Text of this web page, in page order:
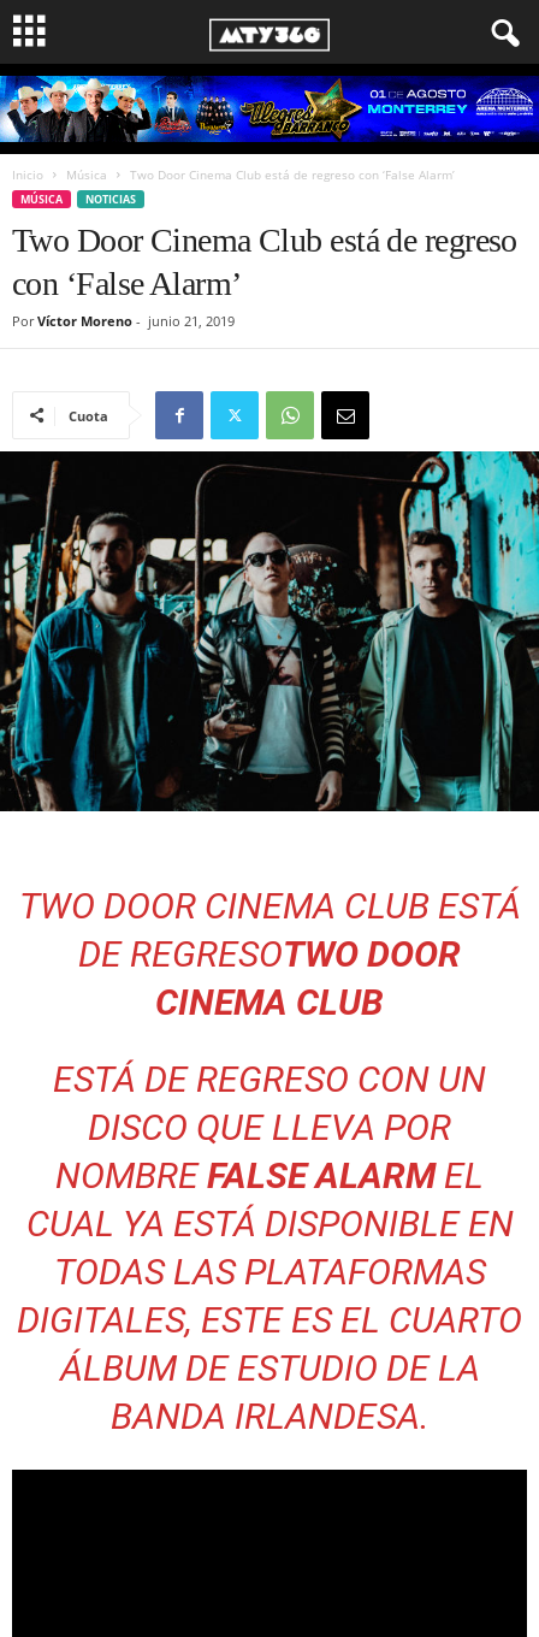
Inicio Música Two Door Cinema Club está de regreso con ‘False Alarm’
MÚSICA NOTICIAS
Two Door Cinema Club está de regreso
con ‘False Alarm’
Por Víctor Moreno - junio 21, 2019
Cuota
TWO DOOR CINEMA CLUB ESTÁ
DE REGRESOTWO DOOR
CINEMA CLUB
ESTÁ DE REGRESO CON UN
DISCO QUE LLEVA POR
NOMBREFALSE ALARMEL
CUAL YA ESTÁ DISPONIBLE EN
TODAS LAS PLATAFORMAS
DIGITALES, ESTE ES EL CUARTO
ÁLBUM DE ESTUDIO DE LA
BANDA IRLANDESA.